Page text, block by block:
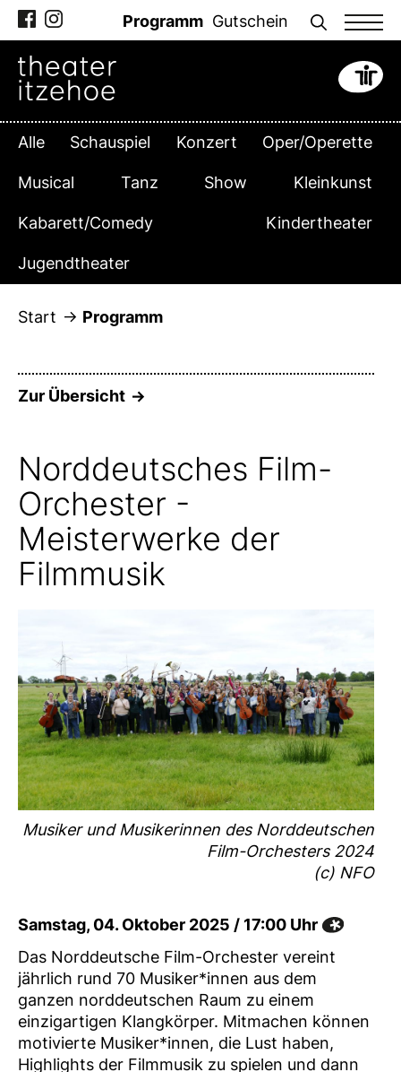
Zum
Inhalt
springen
Programm Gutschein
Alle Schauspiel Konzert Oper/Operette
Musical Tanz Show Kleinkunst
Kabarett/Comedy Kindertheater
Jugendtheater
Start Programm
Zur Übersicht
Norddeutsches Film-
Orchester -
Meisterwerke der
Filmmusik
Musiker und Musikerinnen des Norddeutschen
Film-Orchesters 2024
(c) NFO
Samstag, 04. Oktober 2025 / 17:00 Uhr
Das Norddeutsche Film-Orchester vereint
jährlich rund 70 Musiker*innen aus dem
ganzen norddeutschen Raum zu einem
einzigartigen Klangkörper. Mitmachen können
motivierte Musiker*innen, die Lust haben,
Highlights der Filmmusik zu spielen und dann